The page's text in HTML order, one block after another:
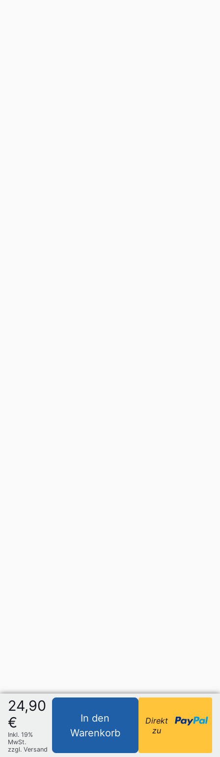
24,90
€
Inkl. 19%
MwSt.
zzgl. Versand
In den
Warenkorb
Direkt
zu